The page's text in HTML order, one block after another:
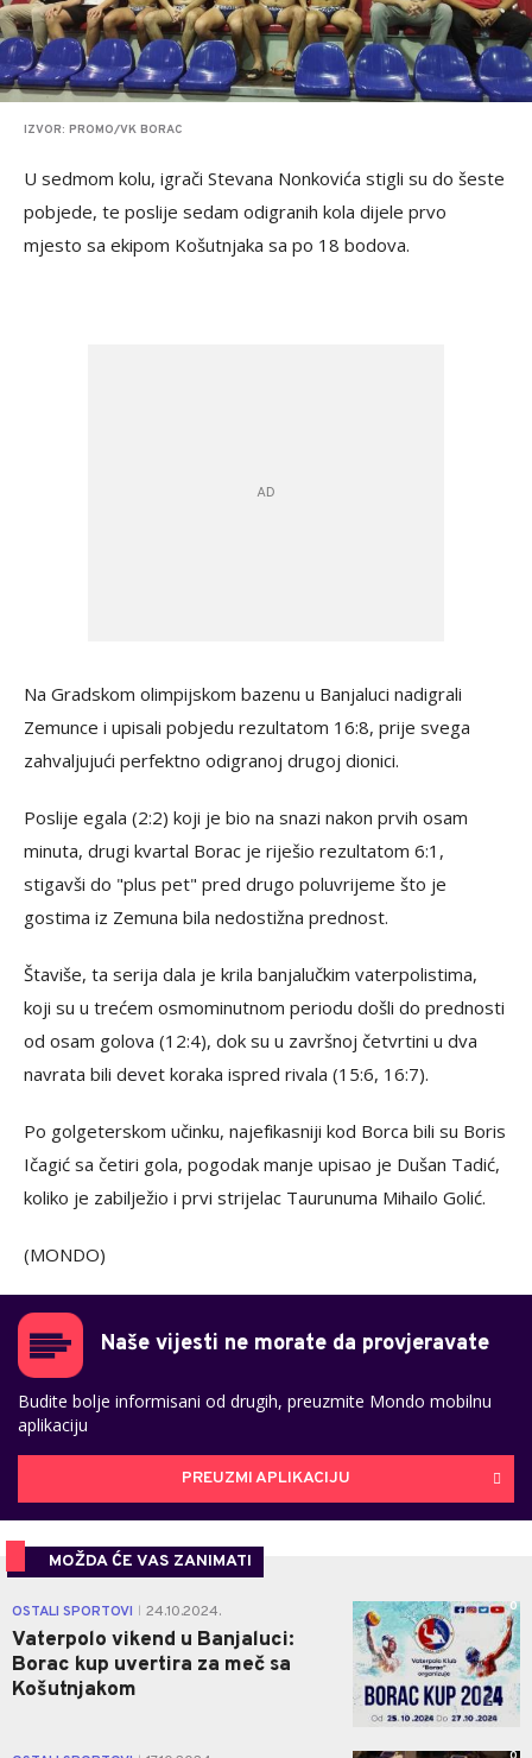
IZVOR: PROMO/VK BORAC
U sedmom kolu, igrači Stevana Nonkovića stigli su do šeste
pobjede, te poslije sedam odigranih kola dijele prvo
mjesto sa ekipom Košutnjaka sa po 18 bodova.
Na Gradskom olimpijskom bazenu u Banjaluci nadigrali
Zemunce i upisali pobjedu rezultatom 16:8, prije svega
zahvaljujući perfektno odigranoj drugoj dionici.
Poslije egala (2:2) koji je bio na snazi nakon prvih osam
minuta, drugi kvartal Borac je riješio rezultatom 6:1,
stigavši do "plus pet" pred drugo poluvrijeme što je
gostima iz Zemuna bila nedostižna prednost.
Štaviše, ta serija dala je krila banjalučkim vaterpolistima,
koji su u trećem osmominutnom periodu došli do prednosti
od osam golova (12:4), dok su u završnoj četvrtini u dva
navrata bili devet koraka ispred rivala (15:6, 16:7).
Po golgeterskom učinku, najefikasniji kod Borca bili su Boris
Ičagić sa četiri gola, pogodak manje upisao je Dušan Tadić,
koliko je zabilježio i prvi strijelac Taurunuma Mihailo Golić.
(MONDO)
Naše vijesti ne morate da provjeravate
Budite bolje informisani od drugih, preuzmite Mondo mobilnu
aplikaciju
PREUZMI APLIKACIJU
MOŽDA ĆE VAS ZANIMATI
OSTALI SPORTOVI 24.10.2024.
Vaterpolo vikend u Banjaluci:
Borac kup uvertira za meč sa
Košutnjakom
0